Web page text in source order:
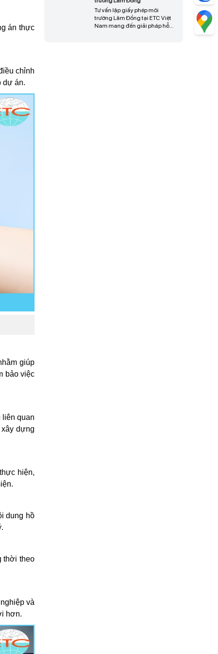
án thực
chỉnh
dự án.
giúp
bảo việc
liên quan
dựng
hiện,
dung hồ
thời theo
và
hơn.
diễn ra thuận lợi, tiết kiệm thời
gian và nâng cao hiệu quả
triển khai dự án, liên hệ ngay
để được tư vấn và hỗ trợ chi
Tư vấn lập giấy phép môi
trường Lâm Đồng tại ETC Việt
Nam mang đến giải pháp hỗ